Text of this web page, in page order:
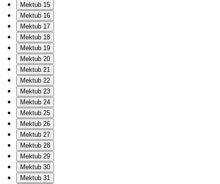
Mektub 15
Mektub 16
Mektub 17
Mektub 18
Mektub 19
Mektub 20
Mektub 21
Mektub 22
Mektub 23
Mektub 24
Mektub 25
Mektub 26
Mektub 27
Mektub 28
Mektub 29
Mektub 30
Mektub 31